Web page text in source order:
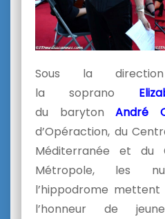
Sous la
la soprano
du baryton André
d’Opéraction, du
Méditerranée et du
Métropole, les
l’hippodrome
l’honneur de